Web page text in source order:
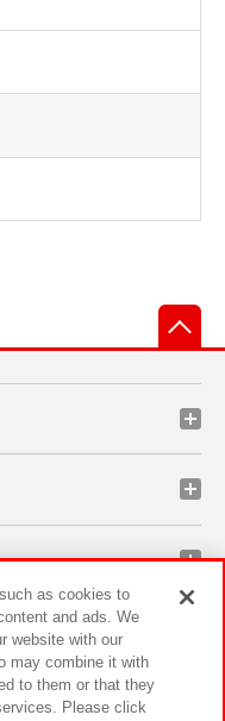
as cookies to
and ads. We
website with our
may combine it with
to them or that they
Please click